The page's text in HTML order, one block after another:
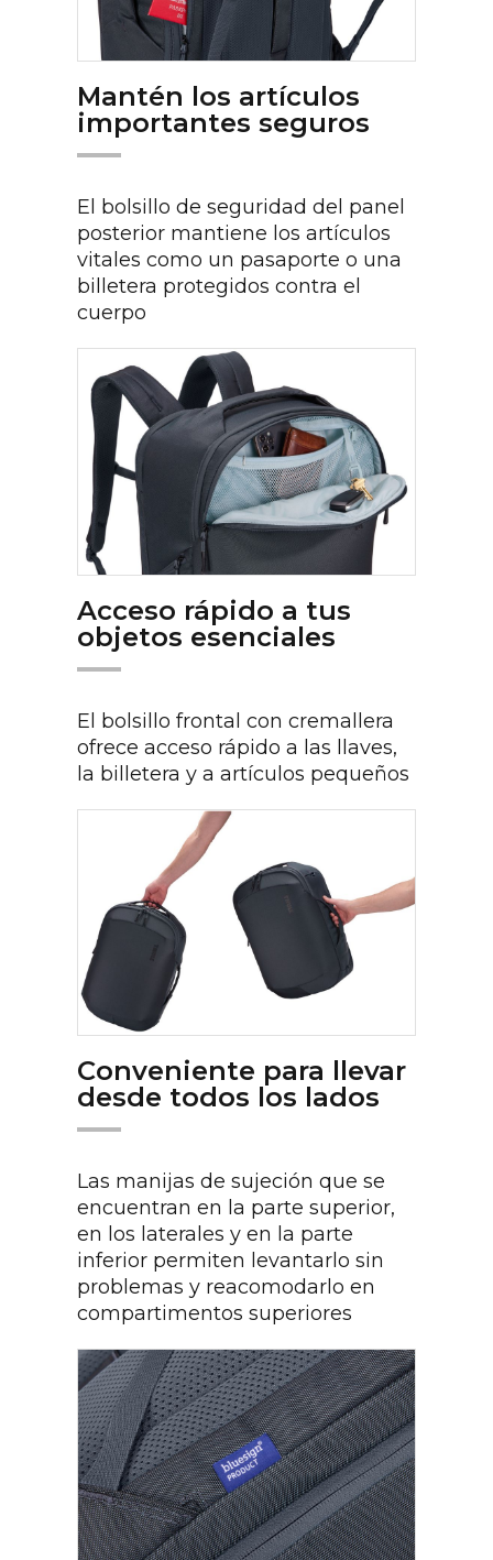
Mantén los artículos
importantes seguros
El bolsillo de seguridad del panel
posterior mantiene los artículos
vitales como un pasaporte o una
billetera protegidos contra el
cuerpo
Acceso rápido a tus
objetos esenciales
El bolsillo frontal con cremallera
ofrece acceso rápido a las llaves,
la billetera y a artículos pequeños
Conveniente para llevar
desde todos los lados
Las manijas de sujeción que se
encuentran en la parte superior,
en los laterales y en la parte
inferior permiten levantarlo sin
problemas y reacomodarlo en
compartimentos superiores